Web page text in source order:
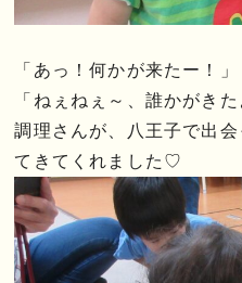
「あっ！何かが来たー！」
「ねぇねぇ～、誰かがきた
調理さんが、八王子で出
てきてくれました♡